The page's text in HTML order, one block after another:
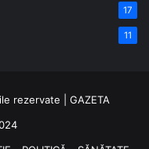
17
11
rezervate | GAZETA